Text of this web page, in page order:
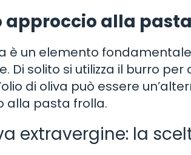
approccio alla
è un elemento
Di solito si utilizza il burro
di oliva può essere
alla pasta frolla.
extravergine: la